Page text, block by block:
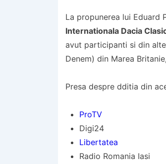
La propunerea lui Eduard
Internationala Dacia
avut participanti si din
Denem) din Marea
Presa despre dditia din
ProTV
Digi24
Libertatea
Radio Romania Iasi